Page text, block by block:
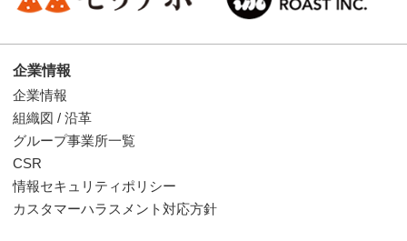
企業情報
企業情報
組織図 / 沿革
グループ事業所一覧
CSR
情報セキュリティポリシー
カスタマーハラスメント対応方針